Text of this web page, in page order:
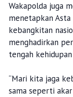
Wakapolda juga
menetapkan
kebangkitan
menghadirkan
tengah
“Mari kita jaga
sama seperti